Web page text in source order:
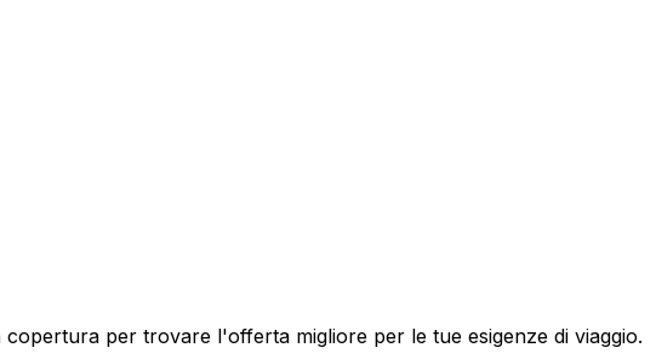
per trovare l'offerta migliore per le tue esigenze di viaggio.